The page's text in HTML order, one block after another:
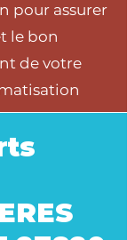
pour assurer
le bon
de votre